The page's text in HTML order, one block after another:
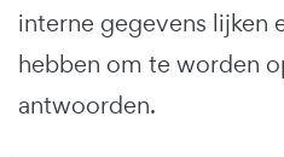
interne gegevens lijken
hebben om te worden
antwoorden.